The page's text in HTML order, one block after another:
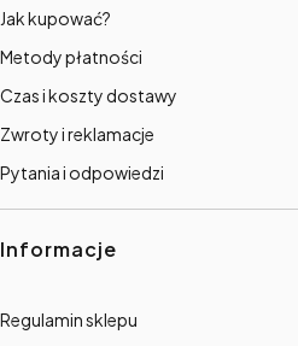
Jak kupować?
Metody płatności
Czas i koszty dostawy
Zwroty i reklamacje
Pytania i odpowiedzi
Informacje
Regulamin sklepu